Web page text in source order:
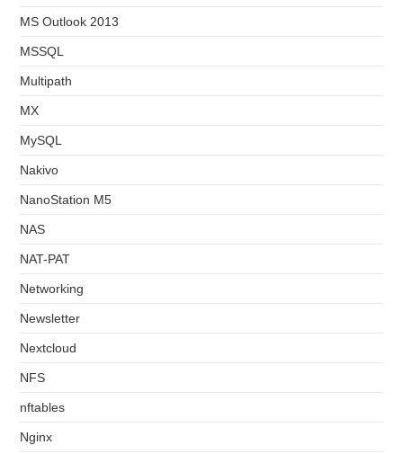
MS Outlook 2013
MSSQL
Multipath
MX
MySQL
Nakivo
NanoStation M5
NAS
NAT-PAT
Networking
Newsletter
Nextcloud
NFS
nftables
Nginx